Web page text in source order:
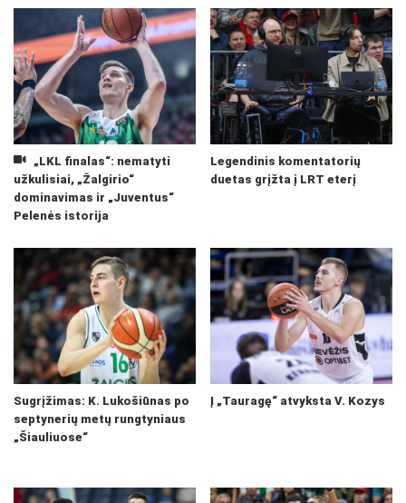
„LKL finalas“: nematyti
užkulisiai, „Žalgirio“
dominavimas ir „Juventus“
Pelenės istorija
Legendinis komentatorių
duetas grįžta į LRT eterį
Sugrįžimas: K. Lukošiūnas po
septynerių metų rungtyniaus
„Šiauliuose“
Į „Tauragę“ atvyksta V. Kozys